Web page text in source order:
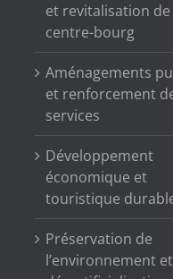
et revitalisation de
centre-bourg
Aménagements
et renforcement
services
Développement
économique et
touristique
Préservation de
l’environnement et